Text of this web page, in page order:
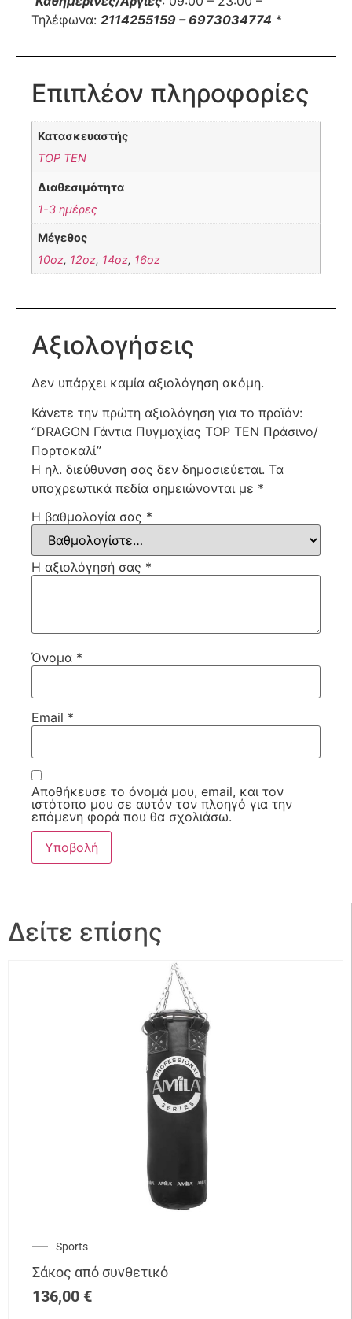
Δείτε επίσης
Sports
Σάκος από συνθετικό
136,00 €
Τηλέφωνα: 2114255159 – 6973034774 *
Επιπλέον πληροφορίες
Κατασκευαστής
TOP TEN
Διαθεσιμότητα
1-3 ημέρες
Μέγεθος
10oz, 12oz, 14oz, 16oz
Αξιολογήσεις
Δεν υπάρχει καμία αξιολόγηση ακόμη.
Κάνετε την πρώτη αξιολόγηση για το προϊόν:
“DRAGON Γάντια Πυγμαχίας TOP TEN Πράσινο/
Πορτοκαλί”
Η ηλ. διεύθυνση σας δεν δημοσιεύεται. Τα
υποχρεωτικά πεδία σημειώνονται με *
Η βαθμολογία σας *
Η αξιολόγησή σας *
Όνομα *
Email *
Αποθήκευσε το όνομά μου, email, και τον
ιστότοπο μου σε αυτόν τον πλοηγό για την
επόμενη φορά που θα σχολιάσω.